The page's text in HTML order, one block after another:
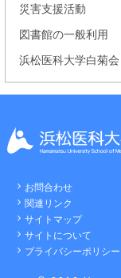
災害支援活動
図書館の一般利用
浜松医科大学白菊会
お問合わせ
関連リンク
サイトマップ
サイトについて
プライバシーポリシー